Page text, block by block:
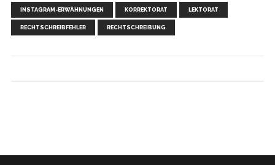
INSTAGRAM-ERWÄHNUNGEN KORREKTORAT LEKTORAT
RECHTSCHREIBFEHLER RECHTSCHREIBUNG